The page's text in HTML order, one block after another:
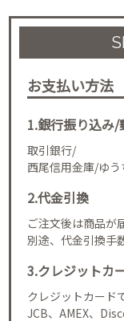
お支払い方法
1.銀行振り込み/
取引銀行/
西尾信用金庫/ゆ
2.代金引換
ご注文後は商品が
別途、代金引換手
3.クレジットカ
クレジットカード
JCB、AMEX、